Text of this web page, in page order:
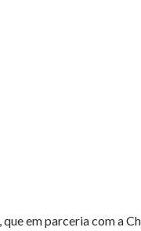
que em parceria com a